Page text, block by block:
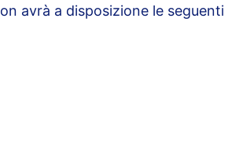
avrà a disposizione le